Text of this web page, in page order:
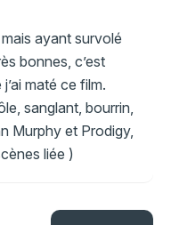
ayant survolé
bonnes, c’est
maté ce film.
sanglant, bourrin,
Murphy et Prodigy,
liée )